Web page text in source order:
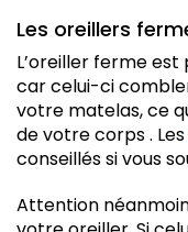
Les oreillers
L’oreiller ferme
car celui-ci
votre matelas, ce
de votre corps . Les
conseillés si vous
Attention